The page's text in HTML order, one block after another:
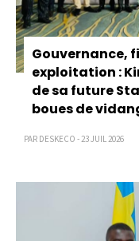
Gouvernance,
exploitation :
de sa future
boues de
PAR DESKECO - 23 JUIL 2026